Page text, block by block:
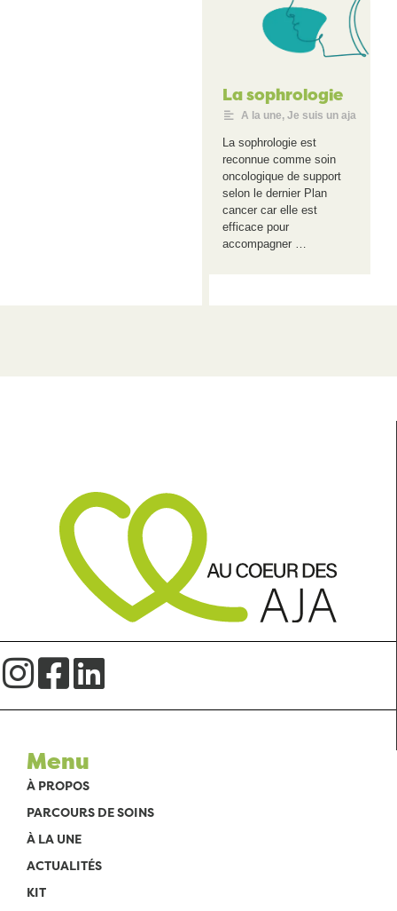
La sophrologie
A la une,Je suis un aja
La sophrologie est
reconnue comme soin
oncologique de support
selon le dernier Plan
cancer car elle est
efficace pour
accompagner …
Menu
À PROPOS
PARCOURS DE SOINS
À LA UNE
ACTUALITÉS
KIT